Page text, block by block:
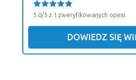
5.0/5 z 1 zweryfikowanych opinii
DOWIEDZ SIĘ